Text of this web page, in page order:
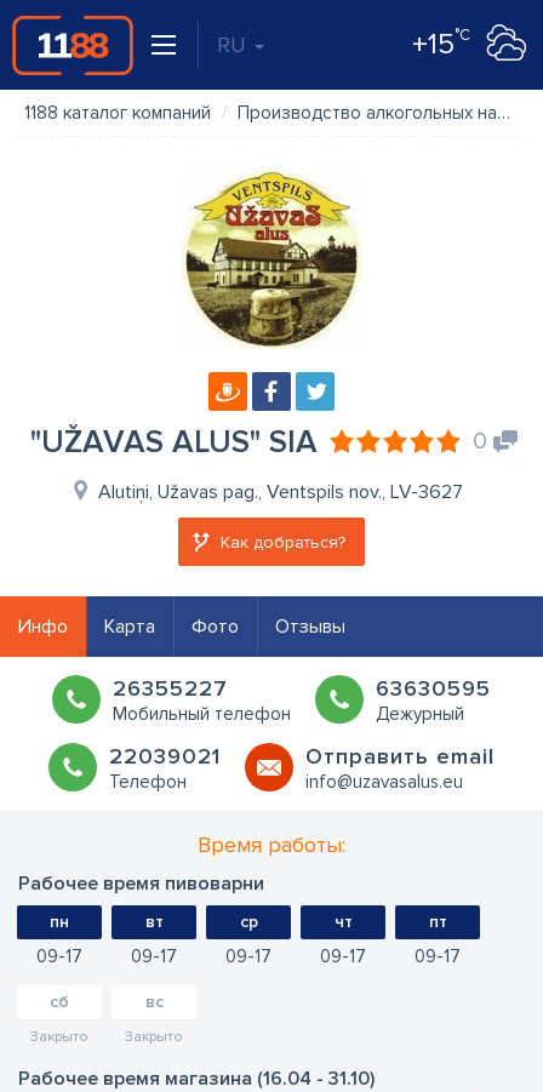
RU +15°C
1188 каталог компаний Производство алкогольных напитков, пива
"UŽAVAS ALUS" SIA 0
Alutiņi, Užavas pag., Ventspils nov., LV-3627
Как добраться?
Инфо Карта Фото Отзывы
26355227
Мобильный телефон
63630595
Дежурный
22039021
Телефон
Oтправить email
info@uzavasalus.eu
Время работы:
Рабочее время пивоварни
пн
09 17
вт
09 17
ср
09 17
чт
09 17
пт
09 17
сб
Закрыто
вс
Закрыто
Рабочее время магазина (16.04 - 31.10)